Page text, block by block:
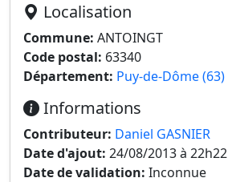
Localisation
Commune: ANTOINGT
Code postal: 63340
Département: Puy-de-Dôme (63)
Informations
Contributeur: Daniel GASNIER
Date d'ajout: 24/08/2013 à 22h22
Date de validation: Inconnue